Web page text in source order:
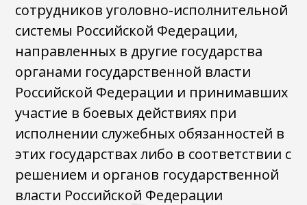
сотрудников уголовно-исполнительной
системы Российской Федерации,
направленных в другие государства
органами государственной власти
Российской Федерации и принимавших
участие в боевых действиях при
исполнении служебных обязанностей в
этих государствах либо в соответствии с
решением и органов государственной
власти Российской Федерации